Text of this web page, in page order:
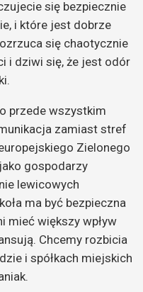
się bezpiecznie
i które jest dobrze
się chaotycznie
i dziwi się, że jest odór
przede wszystkim
zamiast stref
Zielonego
gospodarzy
lewicowych
ma być bezpieczna
mieć większy wpływ
Chcemy rozbicia
i spółkach miejskich